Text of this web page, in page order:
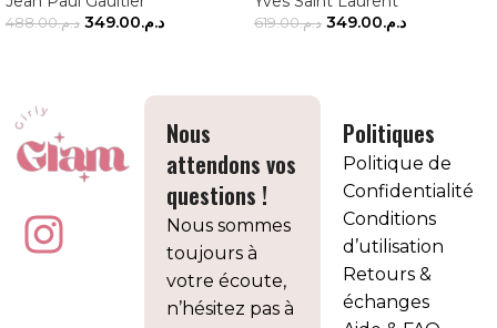
د.م.488.00 د.م.349.00 د.م.619.00 د.م.349.00
Nous
attendons vos
questions !
Nous sommes
toujours à
votre écoute,
n’hésitez pas à
Politiques
Politique de
Confidentialité
Conditions
d’utilisation
Retours &
échanges